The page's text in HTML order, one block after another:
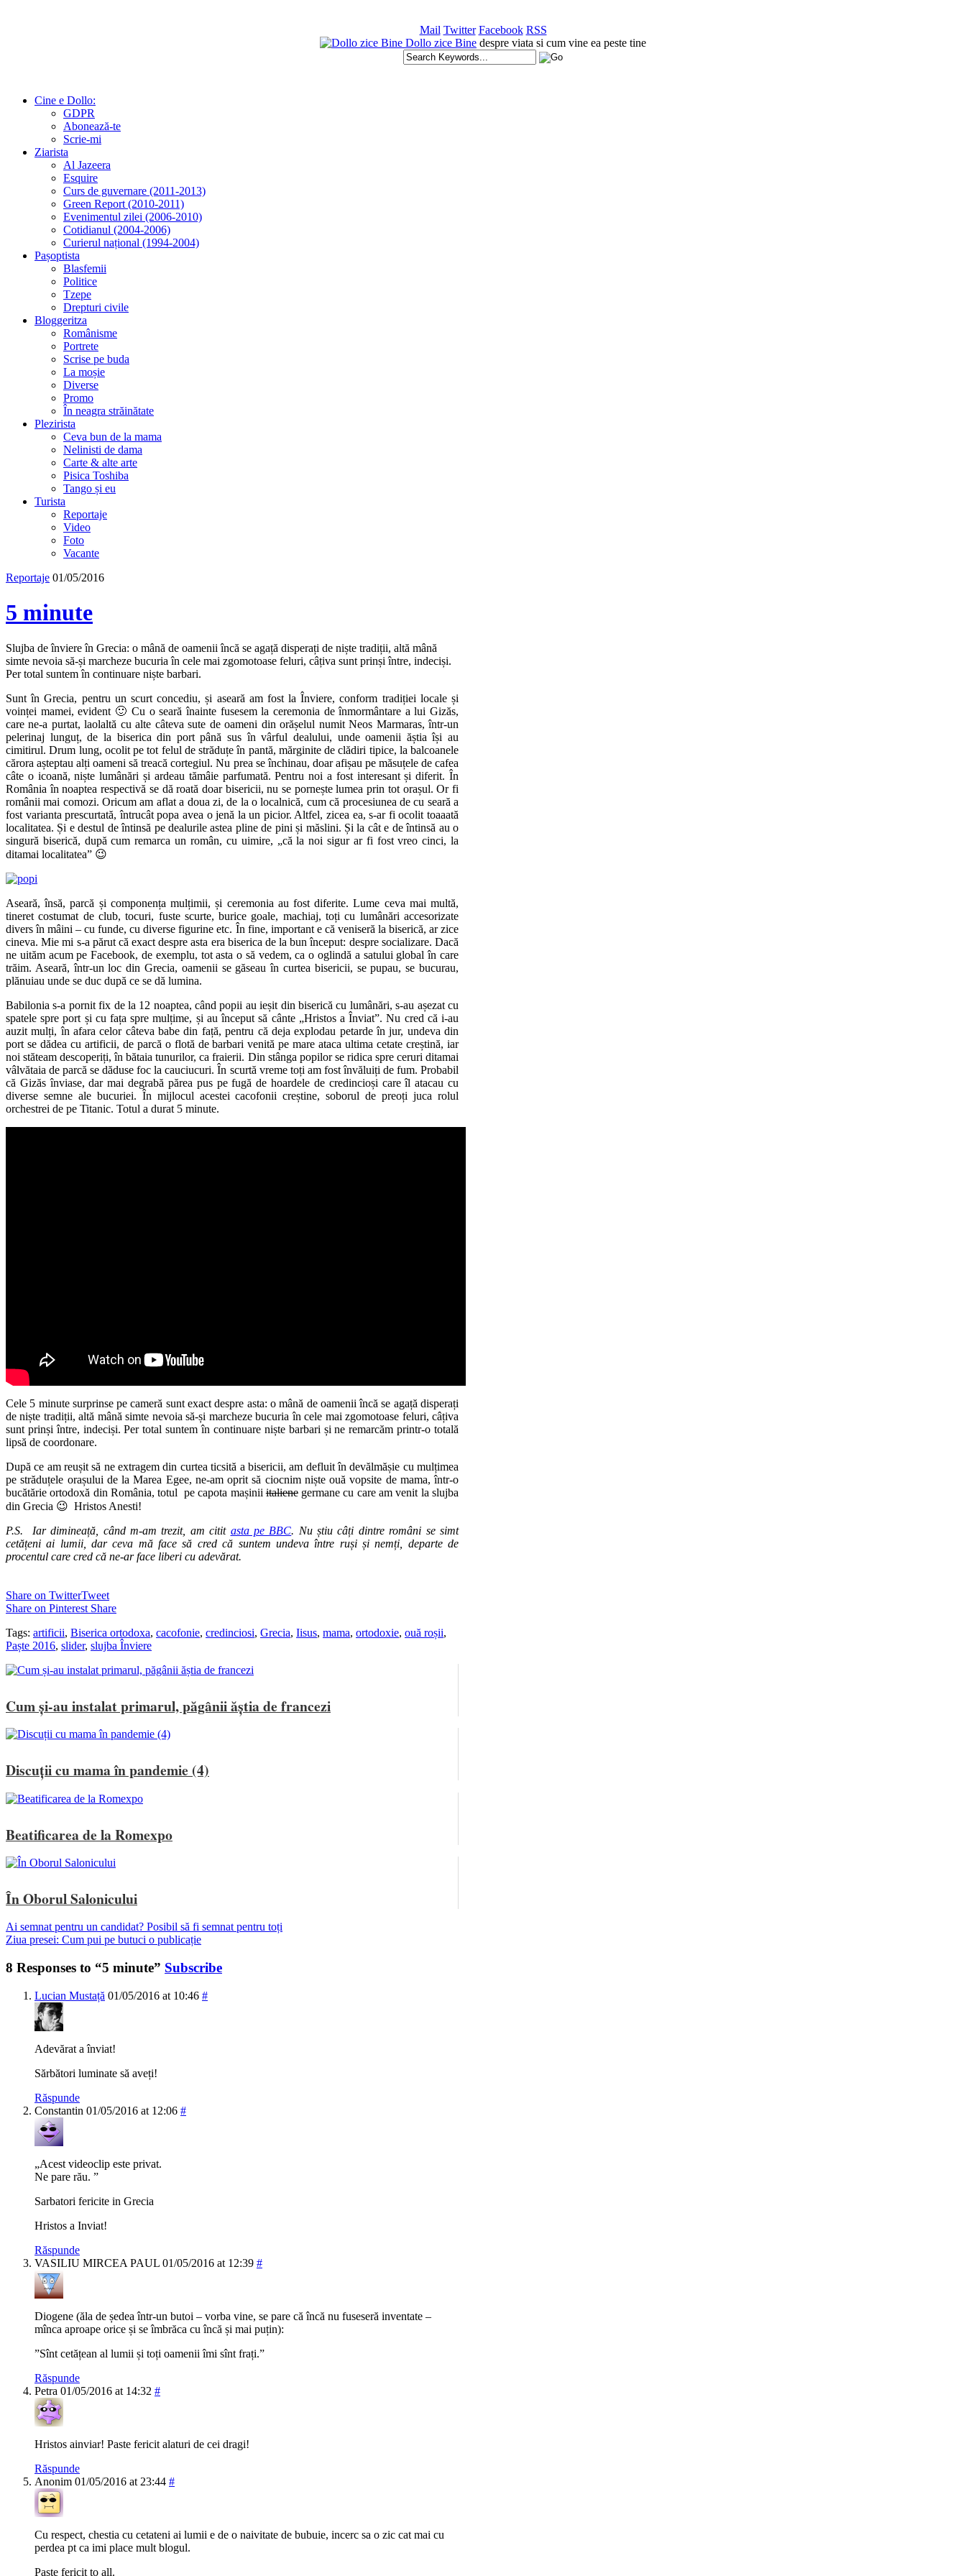
Mail Twitter Facebook RSS
Dollo zice Bine despre viata si cum vine ea peste tine
Cine e Dollo:
GDPR
Abonează-te
Scrie-mi
Ziarista
Al Jazeera
Esquire
Curs de guvernare (2011-2013)
Green Report (2010-2011)
Evenimentul zilei (2006-2010)
Cotidianul (2004-2006)
Curierul național (1994-2004)
Pașoptista
Blasfemii
Politice
Tzepe
Drepturi civile
Bloggeritza
Românisme
Portrete
Scrise pe buda
La moșie
Diverse
Promo
În neagra străinătate
Plezirista
Ceva bun de la mama
Nelinisti de dama
Carte & alte arte
Pisica Toshiba
Tango și eu
Turista
Reportaje
Video
Foto
Vacante
Reportaje 01/05/2016
5 minute
Slujba de înviere în Grecia: o mână de oamenii încă se agață disperați de niște tradiții, altă mână
simte nevoia să-și marcheze bucuria în cele mai zgomotoase feluri, câțiva sunt prinși între, indeciși.
Per total suntem în continuare niște barbari.
Sunt în Grecia, pentru un scurt concediu, și aseară am fost la Înviere, conform tradiției locale și
voinței mamei, evident 🙂 Cu o seară înainte fusesem la ceremonia de înmormântare a lui Gizăs,
care ne-a purtat, laolaltă cu alte câteva sute de oameni din orășelul numit Neos Marmaras, într-un
pelerinaj lunguț, de la biserica din port până sus în vârful dealului, unde oamenii ăștia își au
cimitirul. Drum lung, ocolit pe tot felul de străduțe în pantă, mărginite de clădiri tipice, la balcoanele
cărora așteptau alți oameni să treacă cortegiul. Nu prea se închinau, doar afișau pe măsuțele de cafea
câte o icoană, niște lumânări și ardeau tămâie parfumată. Pentru noi a fost interesant și diferit. În
România în noaptea respectivă se dă roată doar bisericii, nu se pornește lumea prin tot orașul. Or fi
românii mai comozi. Oricum am aflat a doua zi, de la o localnică, cum că procesiunea de cu seară a
fost varianta prescurtată, întrucât popa avea o jenă la un picior. Altfel, zicea ea, s-ar fi ocolit toaaată
localitatea. Și e destul de întinsă pe dealurile astea pline de pini și măslini. Și la cât e de întinsă au o
singură biserică, după cum remarca un român, cu uimire, „că la noi sigur ar fi fost vreo cinci, la
ditamai localitatea” 😉
Aseară, însă, parcă și componența mulțimii, și ceremonia au fost diferite. Lume ceva mai multă,
tineret costumat de club, tocuri, fuste scurte, burice goale, machiaj, toți cu lumânări accesorizate
divers în mâini – cu funde, cu diverse figurine etc. În fine, important e că veniseră la biserică, ar zice
cineva. Mie mi s-a părut că exact despre asta era biserica de la bun început: despre socializare. Dacă
ne uităm acum pe Facebook, de exemplu, tot asta o să vedem, ca o oglindă a satului global în care
trăim. Aseară, într-un loc din Grecia, oamenii se găseau în curtea bisericii, se pupau, se bucurau,
plănuiau unde se duc după ce se dă lumina.
Babilonia s-a pornit fix de la 12 noaptea, când popii au ieșit din biserică cu lumânări, s-au așezat cu
spatele spre port și cu fața spre mulțime, și au început să cânte „Hristos a Înviat”. Nu cred că i-au
auzit mulți, în afara celor câteva babe din față, pentru că deja explodau petarde în jur, undeva din
port se dădea cu artificii, de parcă o flotă de barbari venită pe mare ataca ultima cetate creștină, iar
noi stăteam descoperiți, în bătaia tunurilor, ca fraierii. Din stânga popilor se ridica spre ceruri ditamai
vâlvătaia de parcă se dăduse foc la cauciucuri. În scurtă vreme toți am fost învăluiți de fum. Probabil
că Gizăs înviase, dar mai degrabă părea pus pe fugă de hoardele de credincioși care îl atacau cu
diverse semne ale bucuriei. În mijlocul acestei cacofonii creștine, soborul de preoți juca rolul
orchestrei de pe Titanic. Totul a durat 5 minute.
Cele 5 minute surprinse pe cameră sunt exact despre asta: o mână de oamenii încă se agață disperați
de niște tradiții, altă mână simte nevoia să-și marcheze bucuria în cele mai zgomotoase feluri, câțiva
sunt prinși între, indeciși. Per total suntem în continuare niște barbari și ne remarcăm printr-o totală
lipsă de coordonare.
După ce am reușit să ne extragem din curtea ticsită a bisericii, am defluit în devălmășie cu mulțimea
pe străduțele orașului de la Marea Egee, ne-am oprit să ciocnim niște ouă vopsite de mama, într-o
bucătărie ortodoxă din România, totul pe capota mașiniiitalienegermane cu care am venit la slujba
din Grecia 😉 Hristos Anesti!
P.S. Iar dimineață, când m-am trezit, am citit asta pe BBC. Nu știu câți dintre români se simt
cetățeni ai lumii, dar ceva mă face să cred că suntem undeva între ruși și nemți, departe de
procentul care cred că ne-ar face liberi cu adevărat.
Share on TwitterTweet
Share on Pinterest Share
Tags: artificii, Biserica ortodoxa, cacofonie, credinciosi, Grecia, Iisus, mama, ortodoxie, ouă roșii,
Paște 2016, slider, slujba Înviere
Cum și-au instalat primarul, păgânii ăștia de francezi
Discuții cu mama în pandemie (4)
Beatificarea de la Romexpo
În Oborul Salonicului
Ai semnat pentru un candidat? Posibil să fi semnat pentru toți
Ziua presei: Cum pui pe butuci o publicație
8 Responses to “5 minute” Subscribe
Lucian Mustață 01/05/2016 at 10:46 #
Adevărat a înviat!
Sărbători luminate să aveți!
Răspunde
Constantin 01/05/2016 at 12:06 #
„Acest videoclip este privat.
Ne pare rău. ”
Sarbatori fericite in Grecia
Hristos a Inviat!
Răspunde
VASILIU MIRCEA PAUL 01/05/2016 at 12:39 #
Diogene (ăla de ședea într-un butoi – vorba vine, se pare că încă nu fuseseră inventate –
mînca aproape orice și se îmbrăca cu încă și mai puțin):
”Sînt cetățean al lumii și toți oamenii îmi sînt frați.”
Răspunde
Petra 01/05/2016 at 14:32 #
Hristos ainviar! Paste fericit alaturi de cei dragi!
Răspunde
Anonim 01/05/2016 at 23:44 #
Cu respect, chestia cu cetateni ai lumii e de o naivitate de bubuie, incerc sa o zic cat mai cu
perdea pt ca imi place mult blogul.
Paste fericit to all.